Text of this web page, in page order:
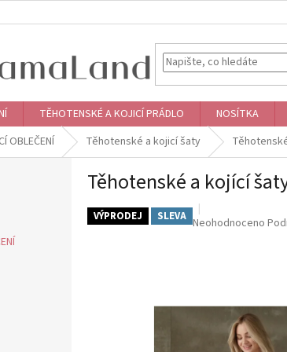
TĚHOTENSKÉ A KOJICÍ PRÁDLO NOSÍTKA
OBLEČENÍ Těhotenské a kojicí šaty
Těhotenské a kojící
VÝPRODEJ SLEVA Průměrné
hvězdiček.
Neohodnoceno